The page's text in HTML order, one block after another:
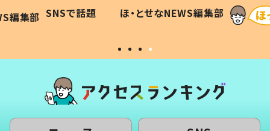
編集部
作り続ける理由とは #令和の親
#令和の子
SNSで話題 ほ・とせなNEWS編集部 「涙が
い」